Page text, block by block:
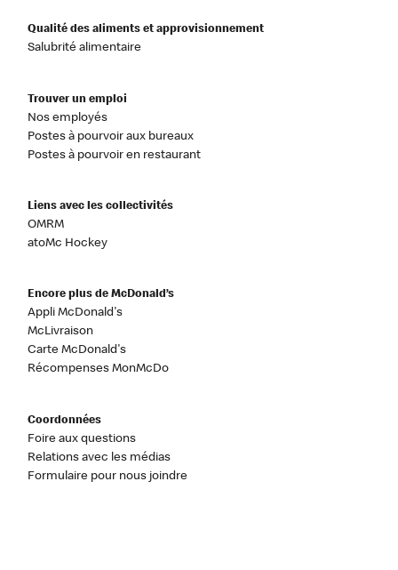
Qualité des aliments et approvisionnement
Salubrité alimentaire
Trouver un emploi
Nos employés
Postes à pourvoir aux bureaux
Postes à pourvoir en restaurant
Liens avec les collectivités
OMRM
atoMc Hockey
Encore plus de McDonald’s
Appli McDonald's
McLivraison
Carte McDonald's
Récompenses MonMcDo
Coordonnées
Foire aux questions
Relations avec les médias
Formulaire pour nous joindre